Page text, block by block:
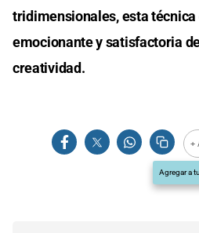
tridimensionales, esta
emocionante y satisfactoria
creatividad.
+
Agregar a